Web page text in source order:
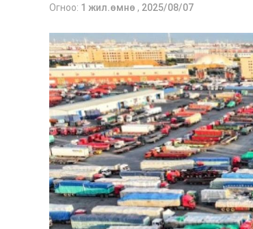
Огноо: 1 жил.өмнө , 2025/08/07